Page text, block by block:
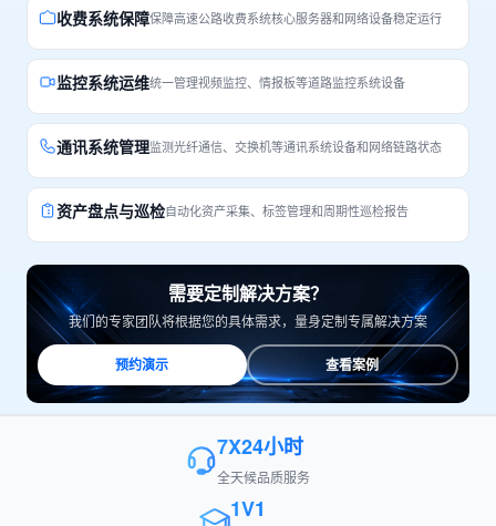
收费系统保障保障高速公路收费系统核心服务器和网络设备稳定运行
监控系统运维统一管理视频监控、情报板等道路监控系统设备
通讯系统管理监测光纤通信、交换机等通讯系统设备和网络链路状态
资产盘点与巡检自动化资产采集、标签管理和周期性巡检报告
需要定制解决方案？
我们的专家团队将根据您的具体需求，量身定制专属解决方案
预约演示 查看案例
7X24小时
全天候品质服务
1V1